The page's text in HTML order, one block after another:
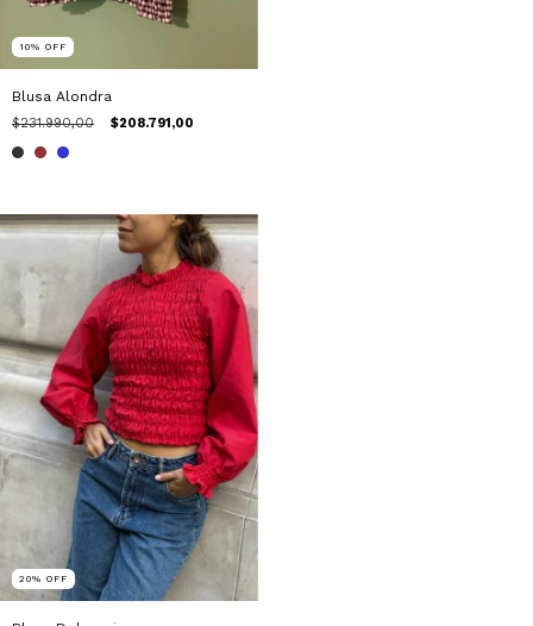
10% OFF
Blusa Alondra
$231.990,00 $208.791,00
20% OFF